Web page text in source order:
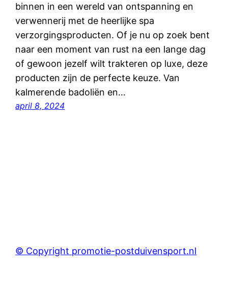
binnen in een wereld van ontspanning en
verwennerij met de heerlijke spa
verzorgingsproducten. Of je nu op zoek bent
naar een moment van rust na een lange dag
of gewoon jezelf wilt trakteren op luxe, deze
producten zijn de perfecte keuze. Van
kalmerende badoliën en…
april 8, 2024
© Copyright promotie-postduivensport.nl